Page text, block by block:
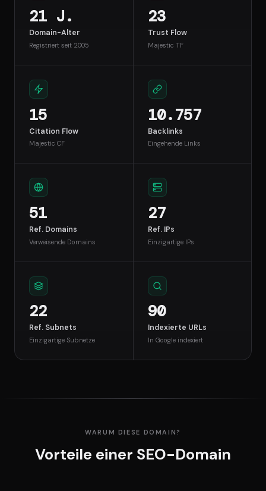
21 J.
Domain-Alter
Registriert seit 2005
23
Trust Flow
Majestic TF
15
Citation Flow
Majestic CF
10.757
Backlinks
Eingehende Links
51
Ref. Domains
Verweisende Domains
27
Ref. IPs
Einzigartige IPs
22
Ref. Subnets
Einzigartige Subnetze
90
Indexierte URLs
In Google indexiert
WARUM DIESE DOMAIN?
Vorteile einer SEO-Domain